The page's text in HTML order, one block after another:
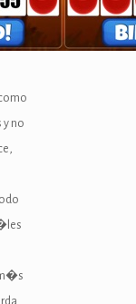
y no